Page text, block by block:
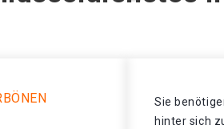
Sie
hinter sich